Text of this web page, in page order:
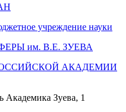
учреждение науки
им. В.Е. ЗУЕВА
АКАДЕМИИ
Академика Зуева, 1